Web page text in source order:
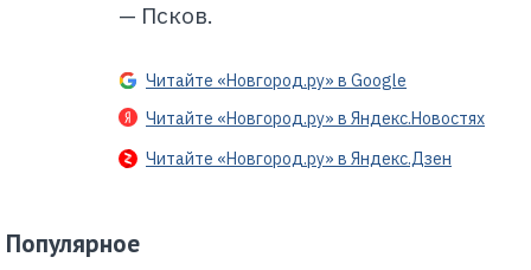
— Псков.
Читайте «Новгород.ру» в Google
Читайте «Новгород.ру» в Яндекс.Новостях
Читайте «Новгород.ру» в Яндекс.Дзен
Популярное